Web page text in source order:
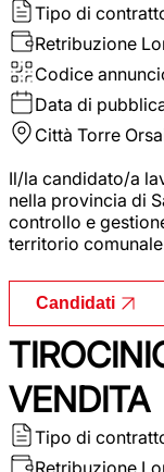
Tipo di
Retribuzione
Codice
Data di
Città Torre
Il/la candidato/a
nella provincia di
controllo e
territorio
Candidati
VENDITA
Tipo di
Retribuzione